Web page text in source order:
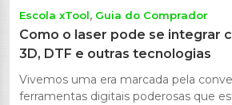
Escola xTool Guia do Comprador
Como o laser pode se integrar
3D, DTF e outras tecnologias
Vivemos uma era marcada pela
ferramentas digitais poderosas que